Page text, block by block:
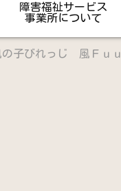
障害福祉サービス
事業所について
の子びれっじ 風Ｆｕｕ